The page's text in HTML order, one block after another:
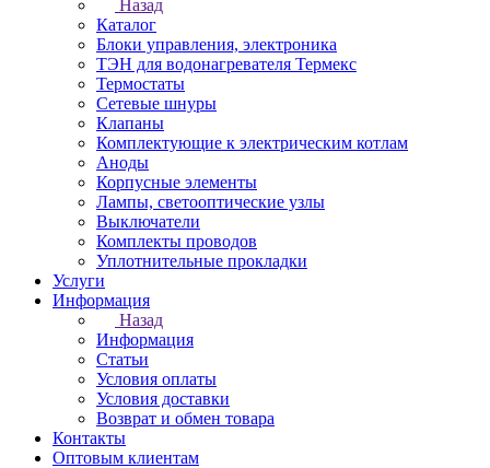
Назад
Каталог
Блоки управления, электроника
ТЭН для водонагревателя Термекс
Термостаты
Сетевые шнуры
Клапаны
Комплектующие к электрическим котлам
Аноды
Корпусные элементы
Лампы, светооптические узлы
Выключатели
Комплекты проводов
Уплотнительные прокладки
Услуги
Информация
Назад
Информация
Статьи
Условия оплаты
Условия доставки
Возврат и обмен товара
Контакты
Оптовым клиентам